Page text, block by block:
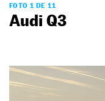
FOTO 1 DE 11
Audi Q3